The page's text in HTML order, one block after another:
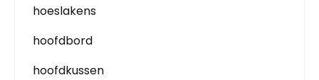
hoeslakens
hoofdbord
hoofdkussen